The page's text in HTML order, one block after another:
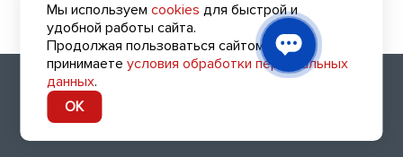
на подбор пружин
2010 - 2026 (с) Все права защищены
Мы используемcookies для быстрой и
удобной работы сайта.
Продолжая пользоваться сайтом, вы
принимаетеусловия обработки персональных
данных.
OK